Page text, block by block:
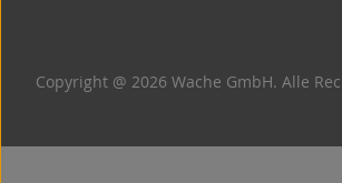
Copyright @ 2026 Wache GmbH. Alle